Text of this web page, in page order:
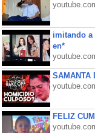
imitando a
en*
SAMANTA
FELIZ